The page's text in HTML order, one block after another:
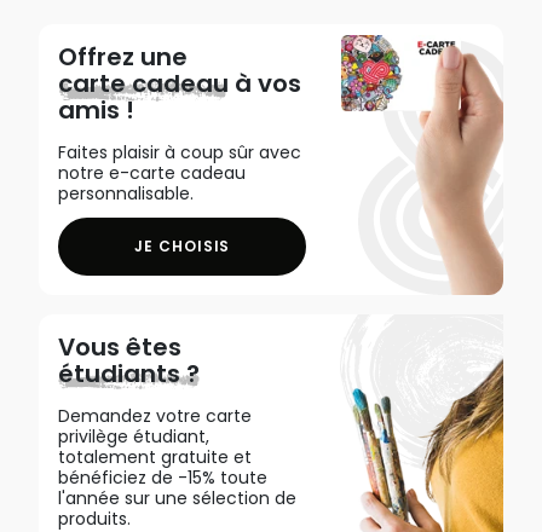
Offrez une
carte cadeau à vos
amis !
Faites plaisir à coup sûr avec
notre e-carte cadeau
personnalisable.
JE CHOISIS
Vous êtes
étudiants ?
Demandez votre carte
privilège étudiant,
totalement gratuite et
bénéficiez de -15% toute
l'année sur une sélection de
produits.